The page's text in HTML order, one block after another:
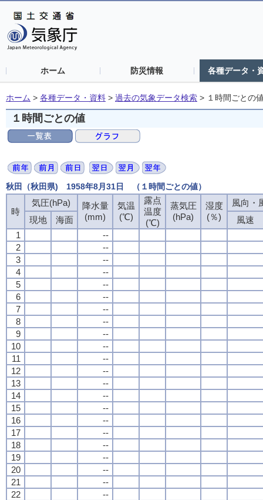
ホーム 防災情報 各種データ・
ホーム > 各種データ・資料 > 過去の気象データ検索 > １時間ごとの
１時間ごとの値
秋田（秋田県) 1958年8月31日 （１時間ごとの値）
時
気圧(hPa)
降水量
(mm)
気温
(℃)
露点
温度
(℃)
蒸気圧
(hPa)
湿度
(％)
風向・
現地
海面
風速
1
--
2
--
3
--
4
--
5
--
6
--
7
--
8
--
9
--
10
--
11
--
12
--
13
--
14
--
15
--
16
--
17
--
18
--
19
--
20
--
21
--
22
--